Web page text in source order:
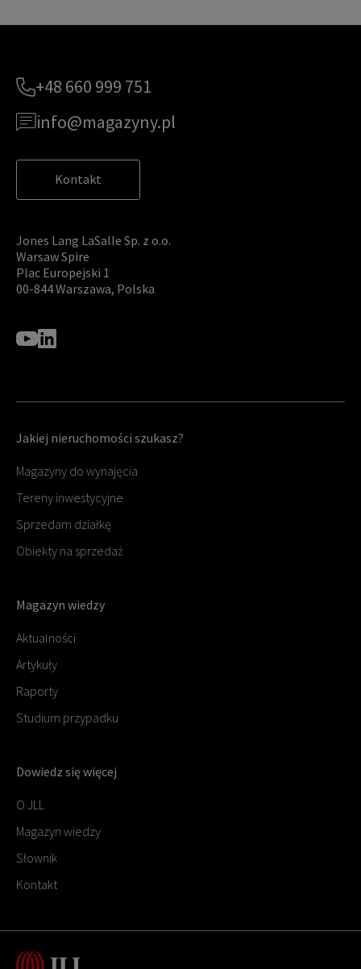
+48 660 999 751
info@magazyny.pl
Kontakt
Jones Lang LaSalle Sp. z o.o.
Warsaw Spire
Plac Europejski 1
00-844 Warszawa, Polska
Jakiej nieruchomości szukasz?
Magazyny do wynajęcia
Tereny inwestycyjne
Sprzedam działkę
Obiekty na sprzedaż
Magazyn wiedzy
Aktualności
Artykuły
Raporty
Studium przypadku
Dowiedz się więcej
O JLL
Magazyn wiedzy
Słownik
Kontakt